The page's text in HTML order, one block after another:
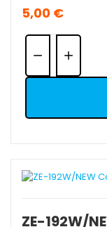
5,00 €
Quantité: